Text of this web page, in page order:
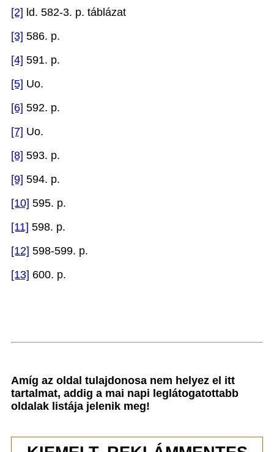
[2] ld. 582-3. p. táblázat
[3] 586. p.
[4] 591. p.
[5] Uo.
[6] 592. p.
[7] Uo.
[8] 593. p.
[9] 594. p.
[10] 595. p.
[11] 598. p.
[12] 598-599. p.
[13] 600. p.
Amíg az oldal tulajdonosa nem helyez el itt
tartalmat, addig a mai napi leglátogatottabb
oldalak listája jelenik meg!